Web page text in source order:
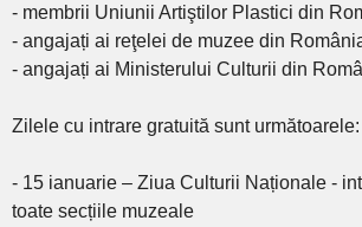
- membrii Uniunii Artiştilor Plastici din
- angajați ai reţelei de muzee din
- angajați ai Ministerului Culturii din
Zilele cu intrare gratuită sunt următoarele:
- 15 ianuarie – Ziua Culturii Naționale -
toate secțiile muzeale